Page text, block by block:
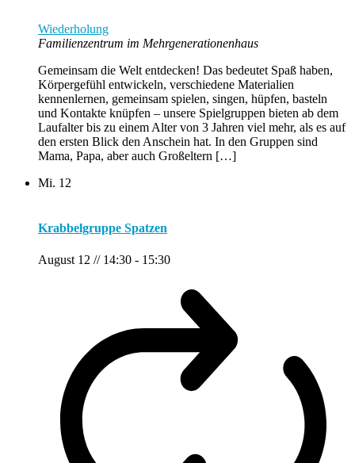
Wiederholung
Familienzentrum im Mehrgenerationenhaus
Gemeinsam die Welt entdecken! Das bedeutet Spaß haben,
Körpergefühl entwickeln, verschiedene Materialien
kennenlernen, gemeinsam spielen, singen, hüpfen, basteln
und Kontakte knüpfen – unsere Spielgruppen bieten ab dem
Laufalter bis zu einem Alter von 3 Jahren viel mehr, als es auf
den ersten Blick den Anschein hat. In den Gruppen sind
Mama, Papa, aber auch Großeltern […]
Mi. 12
Krabbelgruppe Spatzen
August 12 // 14:30 - 15:30